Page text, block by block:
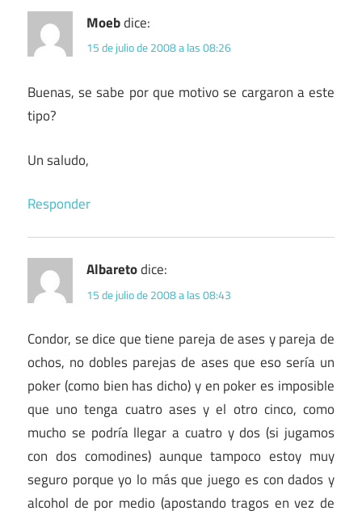
Moebdice:
15 de julio de 2008 a las 08:26
Buenas, se sabe por que motivo se cargaron a este
tipo?
Un saludo,
Responder
Albaretodice:
15 de julio de 2008 a las 08:43
Condor, se dice que tiene pareja de ases y pareja de
ochos, no dobles parejas de ases que eso sería un
poker (como bien has dicho) y en poker es imposible
que uno tenga cuatro ases y el otro cinco, como
mucho se podría llegar a cuatro y dos (si jugamos
con dos comodines) aunque tampoco estoy muy
seguro porque yo lo más que juego es con dados y
alcohol de por medio (apostando tragos en vez de